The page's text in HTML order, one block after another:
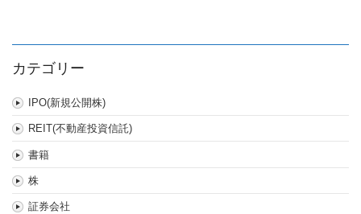
カテゴリー
IPO(新規公開株)
REIT(不動産投資信託)
書籍
株
証券会社